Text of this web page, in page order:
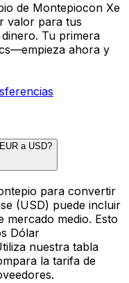
de Montepiocon Xe
valor para tus
Tu primera
ahora y
a USD?
para convertir
(USD) puede incluir
mercado medio. Esto
Dólar
nuestra tabla
la tarifa de